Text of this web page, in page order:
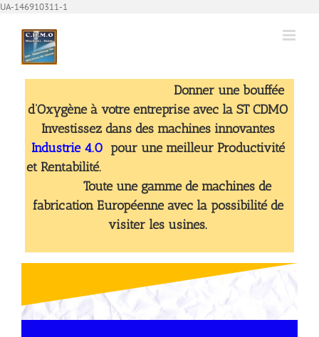
UA-146910311-1
Donner une bouffée
d’Oxygène à votre entreprise avec la ST CDMO
Investissez dans des machines innovantes
Industrie 4.0 pour une meilleur Productivité
et Rentabilité.
Toute une gamme de machines de
fabrication Européenne avec la possibilité de
visiter les usines.